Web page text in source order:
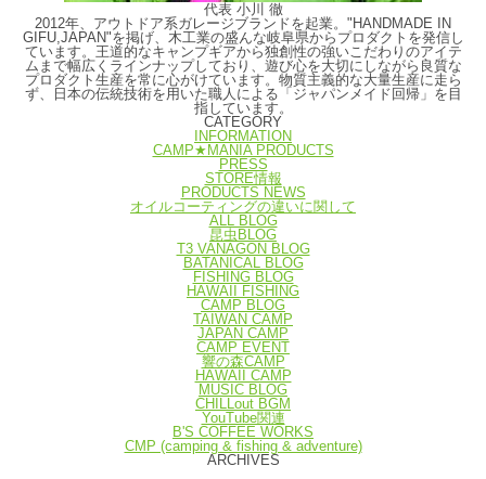
代表 小川 徹
2012年、アウトドア系ガレージブランドを起業。"HANDMADE IN
GIFU,JAPAN"を掲げ、木工業の盛んな岐阜県からプロダクトを発信し
ています。王道的なキャンプギアから独創性の強いこだわりのアイテ
ムまで幅広くラインナップしており、遊び心を大切にしながら良質な
プロダクト生産を常に心がけています。物質主義的な大量生産に走ら
ず、日本の伝統技術を用いた職人による「ジャパンメイド回帰」を目
指しています。
CATEGORY
INFORMATION
CAMP★MANIA PRODUCTS
PRESS
STORE情報
PRODUCTS NEWS
オイルコーティングの違いに関して
ALL BLOG
昆虫BLOG
T3 VANAGON BLOG
BATANICAL BLOG
FISHING BLOG
HAWAII FISHING
CAMP BLOG
TAIWAN CAMP
JAPAN CAMP
CAMP EVENT
響の森CAMP
HAWAII CAMP
MUSIC BLOG
CHILLout BGM
YouTube関連
B'S COFFEE WORKS
CMP (camping & fishing & adventure)
ARCHIVES